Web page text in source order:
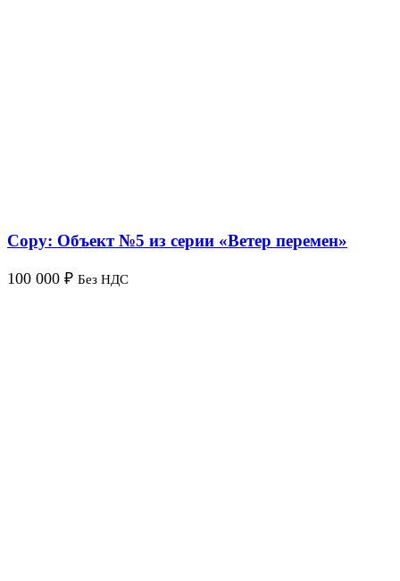
Copy: Объект №5 из серии «Ветер перемен»
100 000 ₽ Без НДС